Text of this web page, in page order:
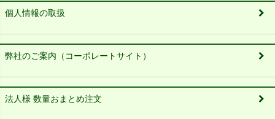
個人情報の取扱
弊社のご案内（コーポレートサイト）
法人様 数量おまとめ注文